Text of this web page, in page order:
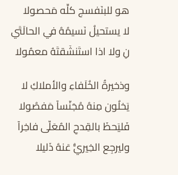
هو للبنَفسج كلِّه مَحصولا
لا يستحيلُ نَسيمُهُ في الحالَتَي
نِ ولا اذا استَنشَقتَهُ معمُولا
وذخيرةُ الخُلَفاءِ والأملاكِ لا
يَخلُون مِنهُ مُجَنّساً مَفصُولا
فَليَحظَ بالقِدحِ المُعَلّى فاخِراً
وليرجِع الخِيريُّ عَنهُ ذَليلا